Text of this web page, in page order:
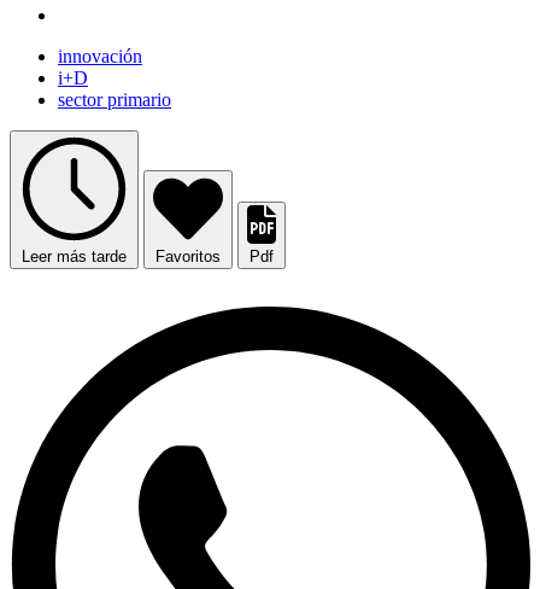
innovación
i+D
sector primario
Leer más tarde Favoritos Pdf